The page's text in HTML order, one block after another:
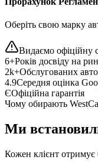
Оберіть свою марку
Видаємо офіційну
6+Років досвіду на
2k+Обслугованих
4.9Середня оцінка
ЄОфіційна гарантія
Чому обирають
Ми
Кожен клієнт отримує